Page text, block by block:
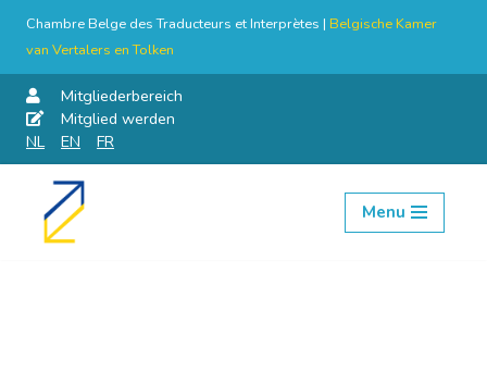
Chambre Belge des Traducteurs et Interprètes | Belgische Kamer
van Vertalers en Tolken
Mitgliederbereich
Mitglied werden
NL
EN FR
Skip
Menu